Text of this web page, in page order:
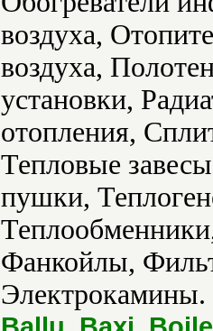
воздуха,
воздуха,
установки,
отопления,
Тепловые
пушки,
Фанкойлы,